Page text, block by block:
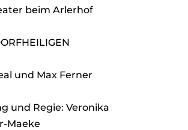
beim Arlerhof
und Max Ferner
und Regie: Veronika
Maeke